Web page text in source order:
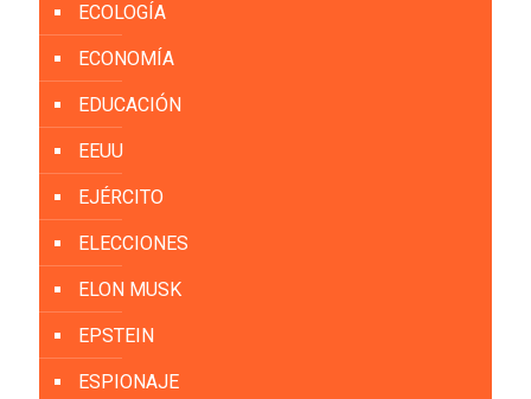
ECOLOGÍA
ECONOMÍA
EDUCACIÓN
EEUU
EJÉRCITO
ELECCIONES
ELON MUSK
EPSTEIN
ESPIONAJE